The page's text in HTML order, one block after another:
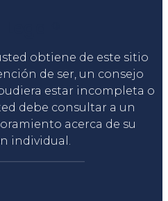
obtiene de este sitio
de ser, un consejo
estar incompleta o
debe consultar a un
acerca de su
individual.